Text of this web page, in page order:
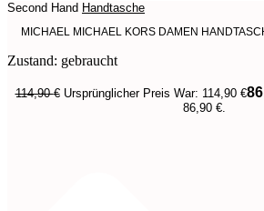
Second Hand Handtasche
MICHAEL MICHAEL KORS DAMEN
Zustand: gebraucht
114,90€ Ursprünglicher Preis War: 114,90 €
86,90 €.